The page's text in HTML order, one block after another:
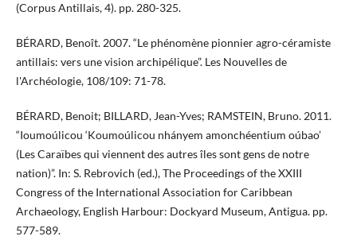
(Corpus Antillais, 4). pp. 280-325.
BÉRARD, Benoît. 2007. “Le phénomène pionnier agro-céramiste
antillais: vers une vision archipélique”. Les Nouvelles de
l'Archéologie, 108/109: 71-78.
BÉRARD, Benoit; BILLARD, Jean-Yves; RAMSTEIN, Bruno. 2011.
“Ioumoúlicou ‘Koumoúlicou nhányem amonchéentium oúbao’
(Les Caraïbes qui viennent des autres îles sont gens de notre
nation)”. In: S. Rebrovich (ed.), The Proceedings of the XXIII
Congress of the International Association for Caribbean
Archaeology, English Harbour: Dockyard Museum, Antigua. pp.
577-589.